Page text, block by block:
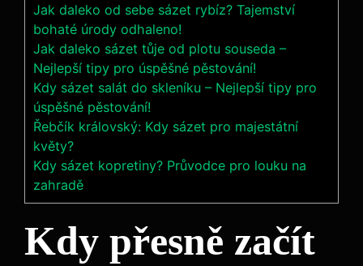
Jak daleko od sebe sázet rybíz? Tajemství
bohaté úrody odhaleno!
Jak daleko sázet tůje od plotu souseda –
Nejlepší tipy pro úspěšné pěstování!
Kdy sázet salát do skleníku – Nejlepší tipy pro
úspěšné pěstování!
Řebčík královský: Kdy sázet pro majestátní
květy?
Kdy sázet kopretiny? Průvodce pro louku na
zahradě
Kdy přesně začít